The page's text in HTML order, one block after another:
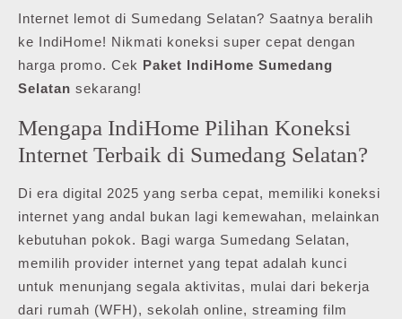
Internet lemot di Sumedang Selatan? Saatnya beralih
ke IndiHome! Nikmati koneksi super cepat dengan
harga promo. Cek Paket IndiHome Sumedang
Selatan sekarang!
Mengapa IndiHome Pilihan Koneksi
Internet Terbaik di Sumedang Selatan?
Di era digital 2025 yang serba cepat, memiliki koneksi
internet yang andal bukan lagi kemewahan, melainkan
kebutuhan pokok. Bagi warga Sumedang Selatan,
memilih provider internet yang tepat adalah kunci
untuk menunjang segala aktivitas, mulai dari bekerja
dari rumah (WFH), sekolah online, streaming film